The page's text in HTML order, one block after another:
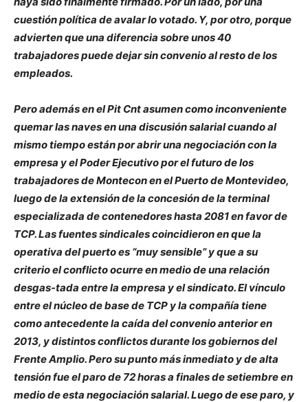
cuestión política de avalar lo votado. Y, por otro, porque
advierten que una diferencia sobre unos 40
trabajadores puede dejar sin convenio al resto de los
empleados.
Pero además en el Pit Cnt asumen como inconveniente
quemar las naves en una discusión salarial cuando al
mismo tiempo están por abrir una negociación con la
empresa y el Poder Ejecutivo por el futuro de los
trabajadores de Montecon en el Puerto de Montevideo,
luego de la extensión de la concesión de la terminal
especializada de contenedores hasta 2081 en favor de
TCP. Las fuentes sindicales coincidieron en que la
operativa del puerto es “muy sensible” y que a su
criterio el conflicto ocurre en medio de una relación
desgas-tada entre la empresa y el sindicato. El vínculo
entre el núcleo de base de TCP y la compañía tiene
como antecedente la caída del convenio anterior en
2013, y distintos conflictos durante los gobiernos del
Frente Amplio. Pero su punto más inmediato y de alta
tensión fue el paro de 72 horas a finales de setiembre en
medio de esta negociación salarial. Luego de ese paro, y